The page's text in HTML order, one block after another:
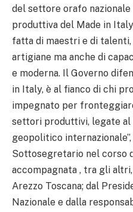
del settore orafo nazionale
produttiva del Made in
fatta di maestri e di
artigiane ma anche di
e moderna. Il Governo
in Italy, è al fianco di chi
impegnato per
settori produttivi, legate
geopolitico
Sottosegretario nel corso
accompagnata , tra gli
Arezzo Toscana; dal
Nazionale e dalla